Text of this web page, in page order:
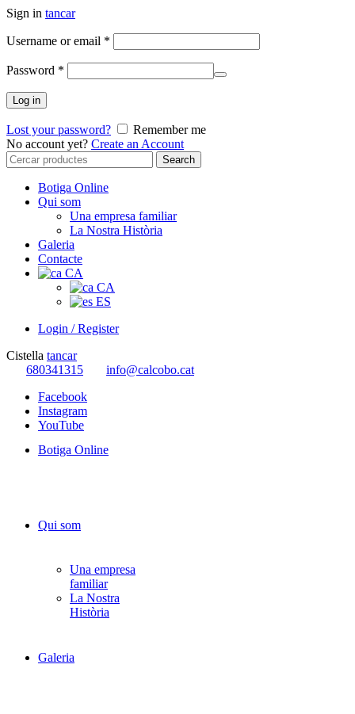
Sign in tancar
Username or email *
Password *
Log in
Lost your password?
Remember me
No account yet? Create an Account
Search
for:
Search
Botiga Online
Qui som
Una empresa familiar
La Nostra Història
Galeria
Contacte
CA
CA
ES
Login / Register
Cistella tancar
680341315
info@calcobo.cat
Facebook
Instagram
YouTube
Botiga Online
Qui som
Una empresa
familiar
La Nostra
Història
Galeria